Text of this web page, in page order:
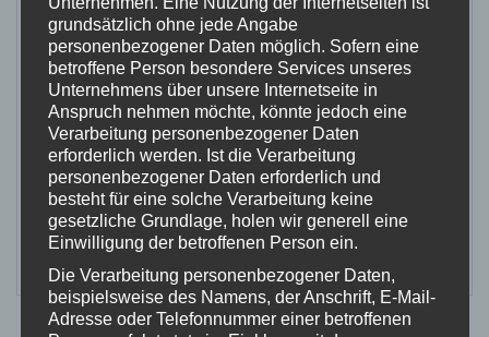
Sehr professionelle Arbeit. Tolles Betriebsklima.
Habe meine Felgen lackieren lassen und war sehr
zufrieden. Würde jederzeit wieder Lackierarbeiten
hier ausführen lassen. Die Firma Lackwerk ist sehr
zu empfehlen.
Beitrag teilen:
grundsätzlich ohne jede Angabe
personenbezogener Daten möglich. Sofern eine
betroffene Person besondere Services unseres
Unternehmens über unsere Internetseite in
Anspruch nehmen möchte, könnte jedoch eine
Verarbeitung personenbezogener Daten
erforderlich werden. Ist die Verarbeitung
personenbezogener Daten erforderlich und
besteht für eine solche Verarbeitung keine
gesetzliche Grundlage, holen wir generell eine
Einwilligung der betroffenen Person ein.
Die Verarbeitung personenbezogener Daten,
beispielsweise des Namens, der Anschrift, E-Mail-
Adresse oder Telefonnummer einer betroffenen